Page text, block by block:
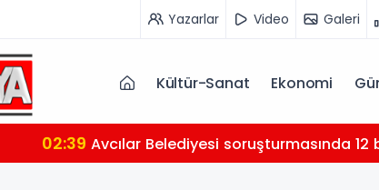
Yazarlar Video Galeri
Kültür-Sanat Ekonomi
02:39 Avcılar Belediyesi soruşturmasında 12